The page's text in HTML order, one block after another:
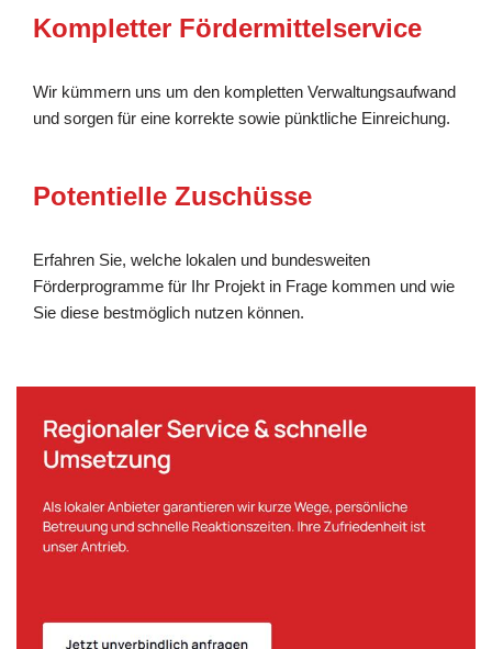
Kompletter Fördermittelservice
Wir kümmern uns um den kompletten Verwaltungsaufwand
und sorgen für eine korrekte sowie pünktliche Einreichung.
Potentielle Zuschüsse
Erfahren Sie, welche lokalen und bundesweiten
Förderprogramme für Ihr Projekt in Frage kommen und wie
Sie diese bestmöglich nutzen können.